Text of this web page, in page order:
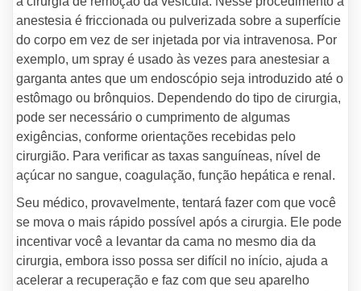
anestesia é friccionada ou pulverizada sobre a superfície
do corpo em vez de ser injetada por via intravenosa. Por
exemplo, um spray é usado às vezes para anestesiar a
garganta antes que um endoscópio seja introduzido até o
estômago ou brônquios. Dependendo do tipo de cirurgia,
pode ser necessário o cumprimento de algumas
exigências, conforme orientações recebidas pelo
cirurgião. Para verificar as taxas sanguíneas, nível de
açúcar no sangue, coagulação, função hepática e renal.
Seu médico, provavelmente, tentará fazer com que você
se mova o mais rápido possível após a cirurgia. Ele pode
incentivar você a levantar da cama no mesmo dia da
cirurgia, embora isso possa ser difícil no início, ajuda a
acelerar a recuperação e faz com que seu aparelho